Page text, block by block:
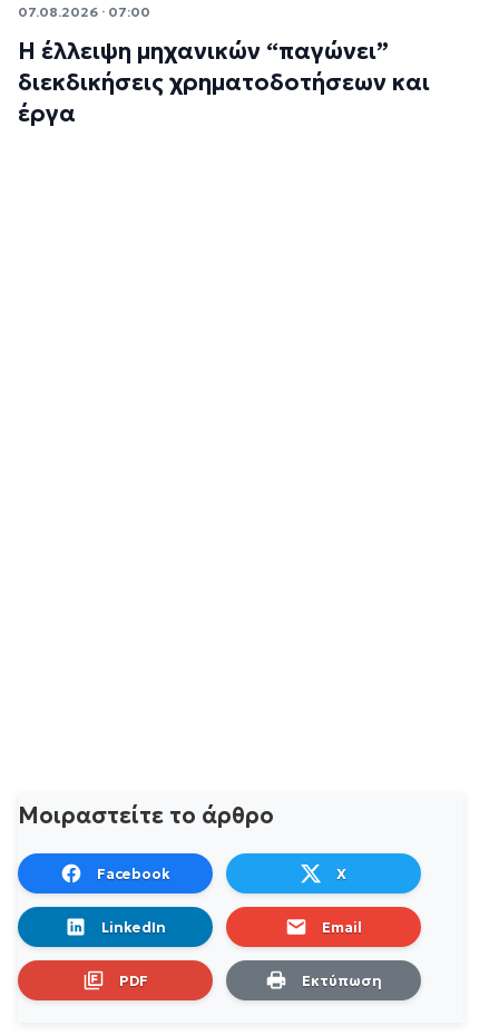
07.08.2026 · 07:00
Η έλλειψη μηχανικών “παγώνει”
διεκδικήσεις χρηματοδοτήσεων και
έργα
Μοιραστείτε το άρθρο
Facebook X
LinkedIn Email
PDF Εκτύπωση